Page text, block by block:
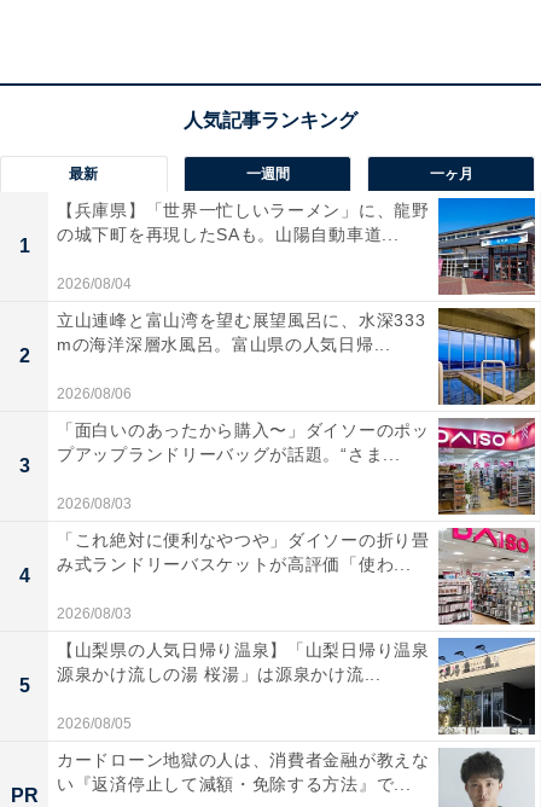
ださい）。
料金
※入湯料金にはバスタオルは含まれません（貸出110
円、フェイスタオル販売200円）。
土・日・祝：900円
（大人・中学生以上の場合）
宿泊可否
宿泊：不可（日帰り温泉施設のため）。ただし、隣接し
てキャンプ場「サン・ビレッジ曽爾」が運営されていま
【奈良県の人気日帰り温泉】「お亀の湯」は
最新 一週間 一ヶ月
1
【兵庫県】「世界一忙しいラーメン」に、龍野
の城下町を再現したSAも。山陽自動車道...
2026/08/04
2
立山連峰と富山湾を望む展望風呂に、水深333
mの海洋深層水風呂。富山県の人気日帰...
2026/08/06
3
「面白いのあったから購入〜」ダイソーのポッ
プアップランドリーバッグが話題。“さま...
2026/08/03
4
「これ絶対に便利なやつや」ダイソーの折り畳
み式ランドリーバスケットが高評価「使わ...
2026/08/03
5
【山梨県の人気日帰り温泉】「山梨日帰り温泉
源泉かけ流しの湯 桜湯」は源泉かけ流...
2026/08/05
PR
カードローン地獄の人は、消費者金融が教えな
い『返済停止して減額・免除する方法』で...